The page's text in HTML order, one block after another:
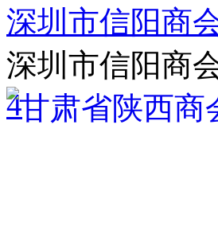
深圳市信阳商
深圳市信阳商
4